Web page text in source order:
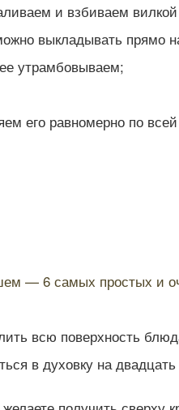
и взбиваем
выкладывать
утрамбовываем;
его равномерно по
— 6 самых простых и
всю поверхность
в духовку на